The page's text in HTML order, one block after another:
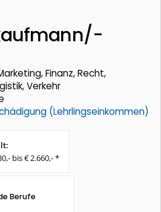
Finanz, Recht,
Verkehr
(Lehrlingseinkommen)
bis € 2.660,- *
Berufe